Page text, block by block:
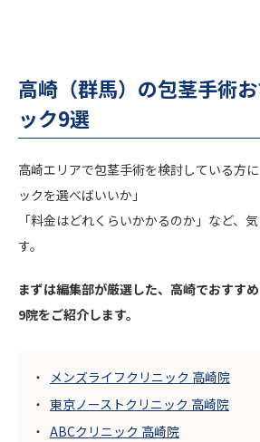
高崎（群馬）の包茎手術
ック9選
高崎エリアで包茎手術を検討している方
ックを選べばいいか」
「料金はどれくらいかかるのか」など、
す。
まずは編集部が厳選した、高崎でおすす
9院をご紹介します。
メンズライフクリニック 高崎院
東京ノーストクリニック 高崎院
ABCクリニック 高崎院